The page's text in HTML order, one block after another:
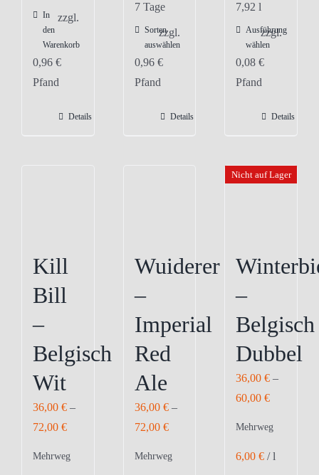
In
den
Warenkorb
zzgl.
0,96 €
Pfand
Details
7 Tage
Sorten
auswählen
zzgl.
0,96 €
Pfand
Details
7,92l
Ausführung
wählen
Dieses
Produkt
Varianten
Optionen
gewählt
zzgl.
0,08€
Pfand
Details
Kill
Bill
–
Belgisch
Wit
36,00 € –
72,00 €
Mehrweg
Wuiderer
–
Imperial
Red
Ale
36,00 €–
72,00 €
Mehrweg
Nicht auf Lager
–
Belgisch
Dubbel
36,00€ –
60,00€
Mehrweg
6,00€ /l